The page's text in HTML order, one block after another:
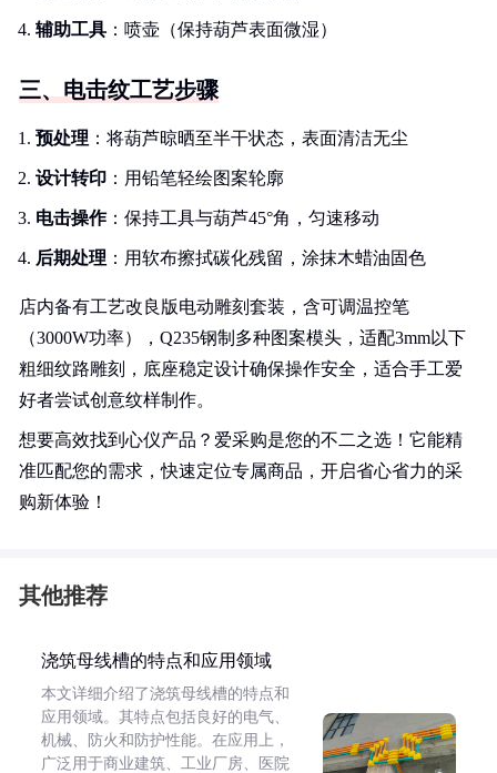
辅助工具 ：喷壶（保持葫芦表面微湿）
三、电击纹工艺步骤
预处理 ：将葫芦晾晒至半干状态，表面清洁无尘
设计转印 ：用铅笔轻绘图案轮廓
电击操作：保持工具与葫芦45°角，匀速移动
后期处理 ：用软布擦拭碳化残留，涂抹木蜡油固色
店内备有工艺改良版电动雕刻套装，含可调温控笔
（3000W功率），Q235钢制多种图案模头，适配3mm以下
粗细纹路雕刻，底座稳定设计确保操作安全，适合手工爱
好者尝试创意纹样制作。
想要高效找到心仪产品？爱采购是您的不二之选！它能精
准匹配您的需求，快速定位专属商品，开启省心省力的采
购新体验！
其他推荐
浇筑母线槽的特点和应用领域
本文详细介绍了浇筑母线槽的特点和
应用领域。其特点包括良好的电气、
机械、防火和防护性能。在应用上，
广泛用于商业建筑、工业厂房、医院